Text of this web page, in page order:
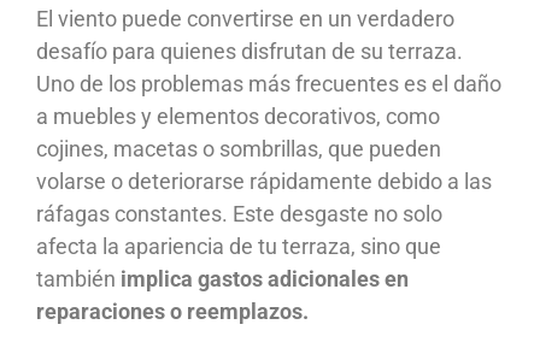
El viento puede convertirse en un verdadero
desafío para quienes disfrutan de su terraza.
Uno de los problemas más frecuentes es el daño
a muebles y elementos decorativos, como
cojines, macetas o sombrillas, que pueden
volarse o deteriorarse rápidamente debido a las
ráfagas constantes. Este desgaste no solo
afecta la apariencia de tu terraza, sino que
también implica gastos adicionales en
reparaciones o reemplazos.